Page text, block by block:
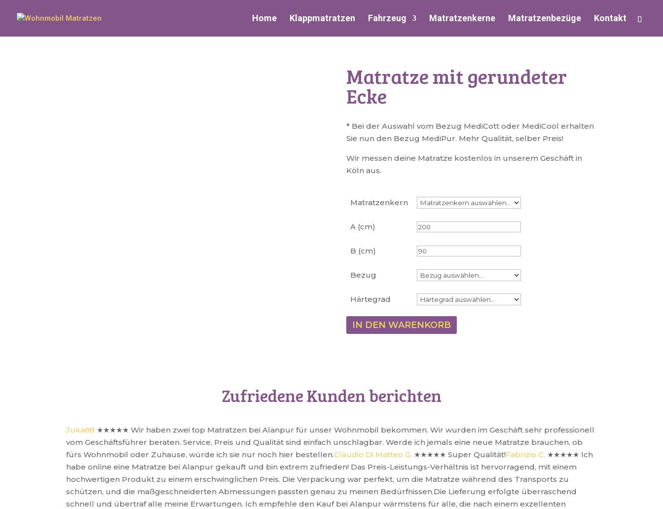
Home Klappmatratzen Fahrzeug Matratzenkerne Matratzenbezüge Kontakt
Matratze mit gerundeter
Ecke
* Bei der Auswahl vom Bezug MediCott oder MediCool erhalten
Sie nun den Bezug MediPur. Mehr Qualität, selber Preis!
Wir messen deine Matratze kostenlos in unserem Geschäft in
Köln aus.
Matratzenkern
A (cm)
B (cm)
Bezug
Härtegrad
IN DEN WARENKORB
Zufriedene Kunden berichten
Juka88 ★★★★★Wir haben zwei top Matratzen bei Alanpur für unser Wohnmobil bekommen. Wir wurden im Geschäft sehr professionell
vom Geschäftsführer beraten. Service, Preis und Qualität sind einfach unschlagbar. Werde ich jemals eine neue Matratze brauchen, ob
fürs Wohnmobil oder Zuhause, würde ich sie nur noch hier bestellen.Claudio Di Matteo G. ★★★★★Super Qualität!Fabrizio C. ★★★★★ Ich
habe online eine Matratze bei Alanpur gekauft und bin extrem zufrieden! Das Preis-Leistungs-Verhältnis ist hervorragend, mit einem
hochwertigen Produkt zu einem erschwinglichen Preis. Die Verpackung war perfekt, um die Matratze während des Transports zu
schützen, und die maßgeschneiderten Abmessungen passten genau zu meinen Bedürfnissen.Die Lieferung erfolgte überraschend
schnell und übertraf alle meine Erwartungen. Ich empfehle den Kauf bei Alanpur wärmstens für alle, die nach einem exzellenten